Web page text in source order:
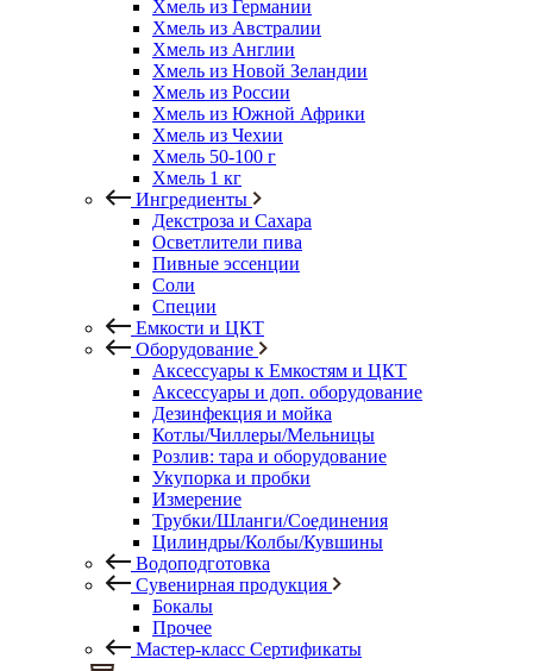
Хмель из Германии
Хмель из Австралии
Хмель из Англии
Хмель из Новой Зеландии
Хмель из России
Хмель из Южной Африки
Хмель из Чехии
Хмель 50-100 г
Хмель 1 кг
Ингредиенты
Декстроза и Сахара
Осветлители пива
Пивные эссенции
Соли
Специи
Емкости и ЦКТ
Оборудование
Аксессуары к Емкостям и ЦКТ
Аксессуары и доп. оборудование
Дезинфекция и мойка
Котлы/Чиллеры/Мельницы
Розлив: тара и оборудование
Укупорка и пробки
Измерение
Трубки/Шланги/Соединения
Цилиндры/Колбы/Кувшины
Водоподготовка
Сувенирная продукция
Бокалы
Прочее
Мастер-класс Сертификаты